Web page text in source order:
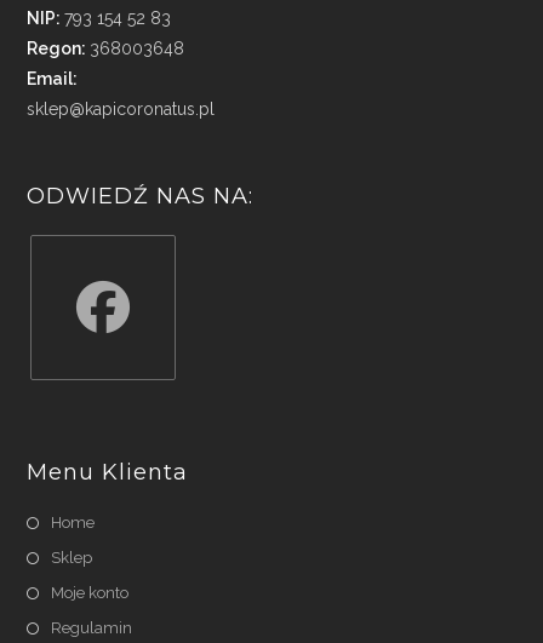
NIP:793 154 52 83
Regon: 368003648
Email:
sklep@kapicoronatus.pl
ODWIEDŹ NAS NA:
new
tab
Menu Klienta
Home
Sklep
Moje konto
Regulamin